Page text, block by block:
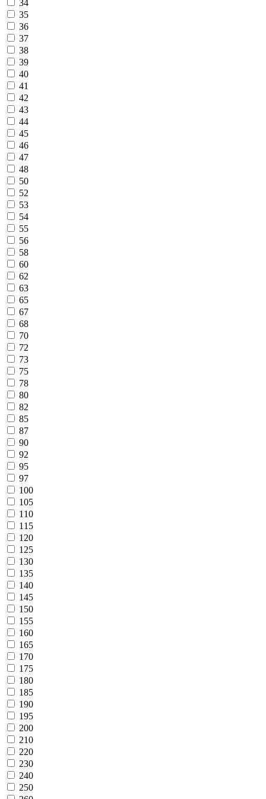
34
35
36
37
38
39
40
41
42
43
44
45
46
47
48
50
52
53
54
55
56
58
60
62
63
65
67
68
70
72
73
75
78
80
82
85
87
90
92
95
97
100
105
110
115
120
125
130
135
140
145
150
155
160
165
170
175
180
185
190
195
200
210
220
230
240
250